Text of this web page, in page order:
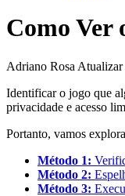
Como Ver
Adriano Rosa
Identificar o jogo que
privacidade e acesso
Portanto, vamos
Método 1:
Método 2:
Método 3: